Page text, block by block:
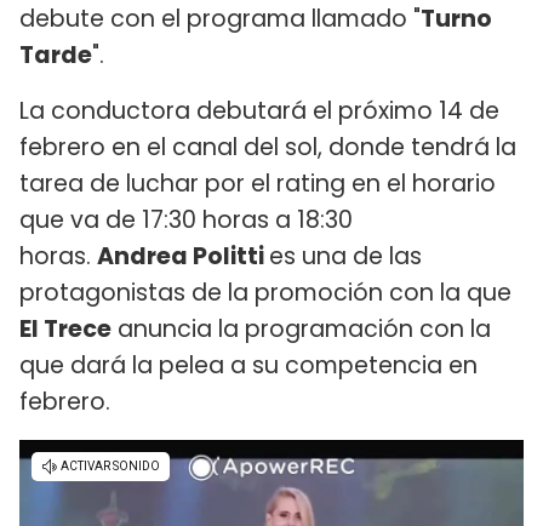
debute con el programa llamado "Turno
Tarde".
La conductora debutará el próximo 14 de
febrero en el canal del sol, donde tendrá la
tarea de luchar por el rating en el horario
que va de 17:30 horas a 18:30
horas. Andrea Politties una de las
protagonistas de la promoción con la que
El Trece anuncia la programación con la
que dará la pelea a su competencia en
febrero.